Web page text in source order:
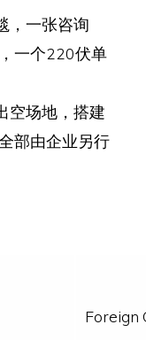
，一张咨询
一个220伏单
空场地，搭建
部由企业另行
Foreign